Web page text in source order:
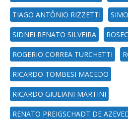
TIAGO ANTÔNIO RIZZETTI
SIDNEI RENATO SILVEIRA
ROGERIO CORREA TURCHETTI
RICARDO TOMBESI MACEDO
RICARDO GIULIANI MARTINI
RENATO PREIGSCHADT DE